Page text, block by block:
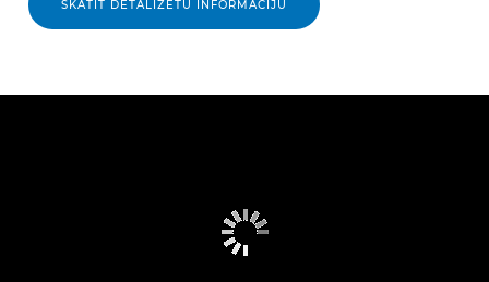
SKATĪT DETALIZĒTU INFORMĀCIJU